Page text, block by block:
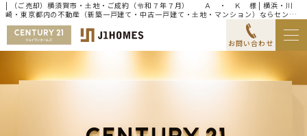
| （ご売却）横須賀市・土地・ご成約（令和７年７月） Ａ ・ Ｋ 様 | 横浜・川
崎・東京都内の不動産（新築一戸建て・中古一戸建て・土地・マンション）ならセンチ
ュリー21ジェイワンホームズ
お問い合わせ